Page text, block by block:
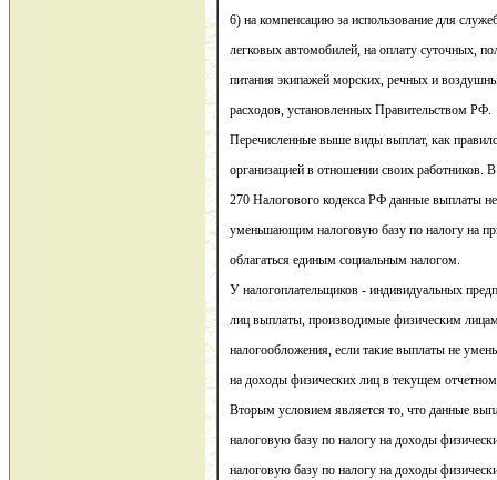
6) на компенсацию за использование для
легковых автомобилей, на оплату суточных,
питания экипажей морских, речных и
расходов, установленных Правительством РФ.
Перечисленные выше виды выплат, как
организацией в отношении своих работников. В
270 Налогового кодекса РФ данные выплаты
уменьшающим налоговую базу по налогу на
облагаться единым социальным налогом.
У налогоплательщиков - индивидуальных
лиц выплаты, производимые физическим
налогообложения, если такие выплаты не
на доходы физических лиц в текущем
Вторым условием является то, что данные
налоговую базу по налогу на доходы
налоговую базу по налогу на доходы